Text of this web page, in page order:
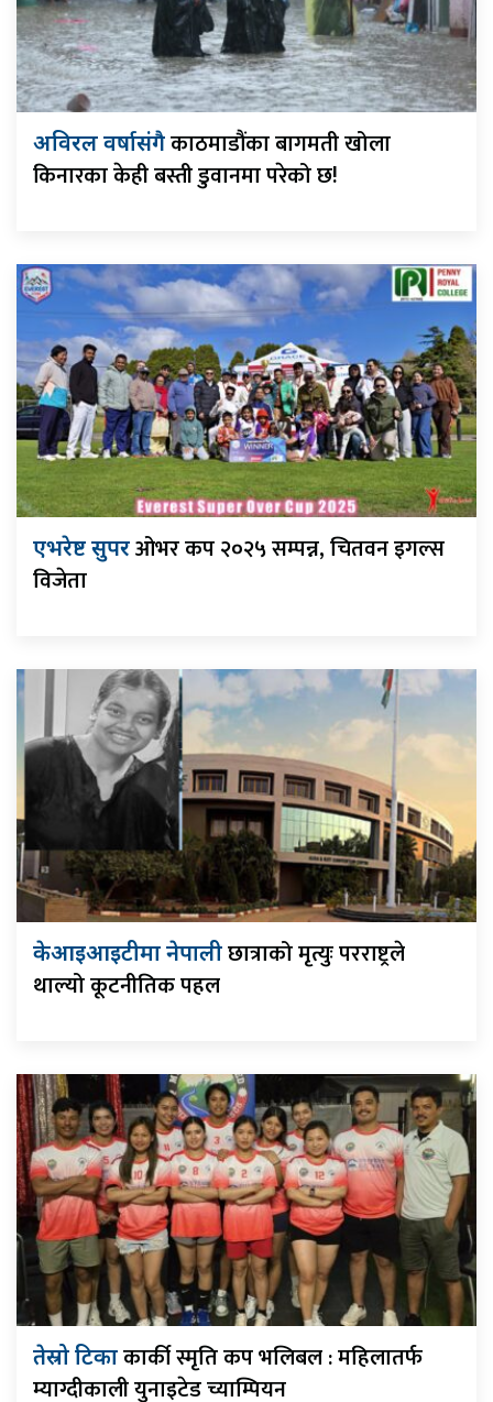
अविरल वर्षासंगैकाठमाडौंका बागमती खोला
किनारका केही बस्ती डुवानमा परेको छ!
एभरेष्ट सुपरओभर कप २०२५ सम्पन्न, चितवन इगल्स
विजेता
केआइआइटीमा नेपालीछात्राको मृत्युः परराष्ट्रले
थाल्यो कूटनीतिक पहल
तेस्रो टिकाकार्की स्मृति कप भलिबल : महिलातर्फ
म्याग्दीकाली युनाइटेड च्याम्पियन